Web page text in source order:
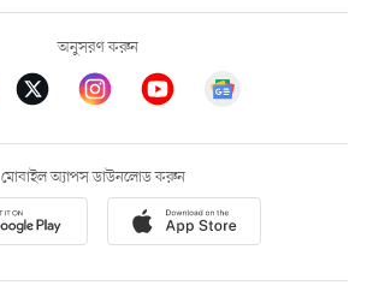
অনুসরণ করুন
মোবাইল অ্যাপস ডাউনলোড করুন